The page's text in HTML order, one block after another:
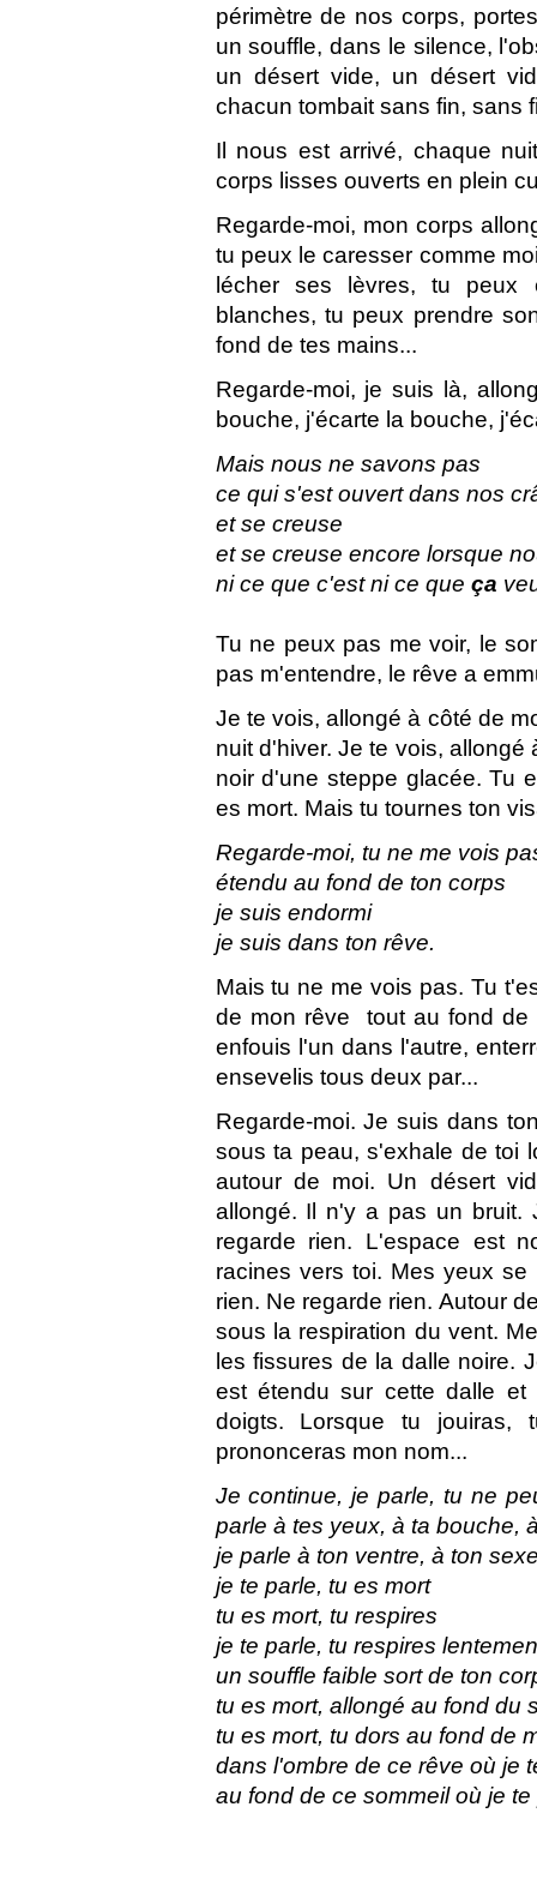
périmètre de nos corps,
un souffle, dans le silence,
un désert vide, un désert
chacun tombait sans fin, sans
Il nous est arrivé, chaque
corps lisses ouverts en plein
Regarde-moi, mon corps
tu peux le caresser comme
lécher ses lèvres, tu peux
blanches, tu peux prendre
fond de tes mains...
Regarde-moi, je suis là,
bouche, j'écarte la bouche,
Mais nous ne savons pas
ce qui s'est ouvert dans nos
et se creuse
et se creuse encore lorsque
ni ce que c'est ni ce que ça
Tu ne peux pas me voir, le
pas m'entendre, le rêve a
Je te vois, allongé à côté de
nuit d'hiver. Je te vois,
noir d'une steppe glacée. Tu
es mort. Mais tu tournes ton
Regarde-moi, tu ne me vois
étendu au fond de ton corps
je suis endormi
je suis dans ton rêve.
Mais tu ne me vois pas. Tu
de mon rêve  tout au fond
enfouis l'un dans l'autre,
ensevelis tous deux par...
Regarde-moi. Je suis dans
sous ta peau, s'exhale de toi
autour de moi. Un désert
allongé. Il n'y a pas un bruit.
regarde rien. L'espace est
racines vers toi. Mes yeux
rien. Ne regarde rien. Autour
sous la respiration du vent.
les fissures de la dalle noire.
est étendu sur cette dalle
doigts. Lorsque tu jouiras,
prononceras mon nom...
Je continue, je parle, tu ne
parle à tes yeux, à ta bouche,
je parle à ton ventre, à ton
je te parle, tu es mort
tu es mort, tu respires
je te parle, tu respires
un souffle faible sort de ton
tu es mort, allongé au fond du
tu es mort, tu dors au fond de
dans l'ombre de ce rêve où je
au fond de ce sommeil où je